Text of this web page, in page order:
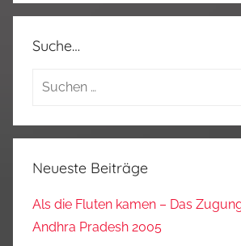
Suche…
Suchen
Neueste Beiträge
Als die Fluten kamen – Das
Andhra Pradesh 2005